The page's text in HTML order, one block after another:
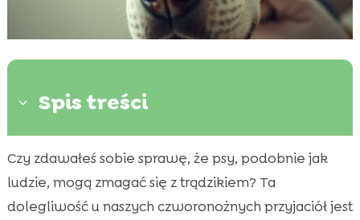
3 Spis treści
 Co to są pryszcze u psów?
 Przyczyny powstawania pryszczy u psów
 Jak rozpoznać pryszcze u swojego psa?
Czy zdawałeś sobie sprawę, że psy, podobnie jak
ludzie, mogą zmagać się z trądzikiem? Ta
dolegliwość u naszych czworonożnych przyjaciół jest